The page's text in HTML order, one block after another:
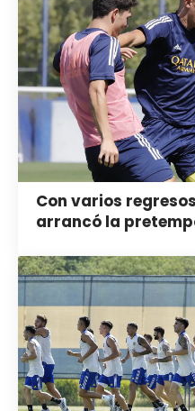
Con varios
arrancó la